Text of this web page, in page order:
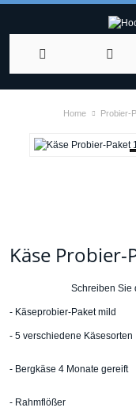
Home Probier-
Käse Probier-
Schreiben Sie
- Käseprobier-Paket mild
- 5 verschiedene Käsesorten
- Bergkäse 4 Monate gereift
- Rahmflößer